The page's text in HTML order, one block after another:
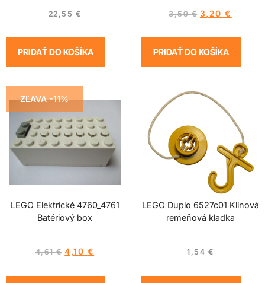
22,55 €
PRIDAŤ DO KOŠÍKA
3,59€ 3,20€
PRIDAŤ DO KOŠÍKA
ZĽAVA -11%
LEGO Elektrické 4760_4761
Batériový box
4,61€ 4,10 €
LEGO Duplo 6527c01 Klinová
remeňová kladka
1,54 €